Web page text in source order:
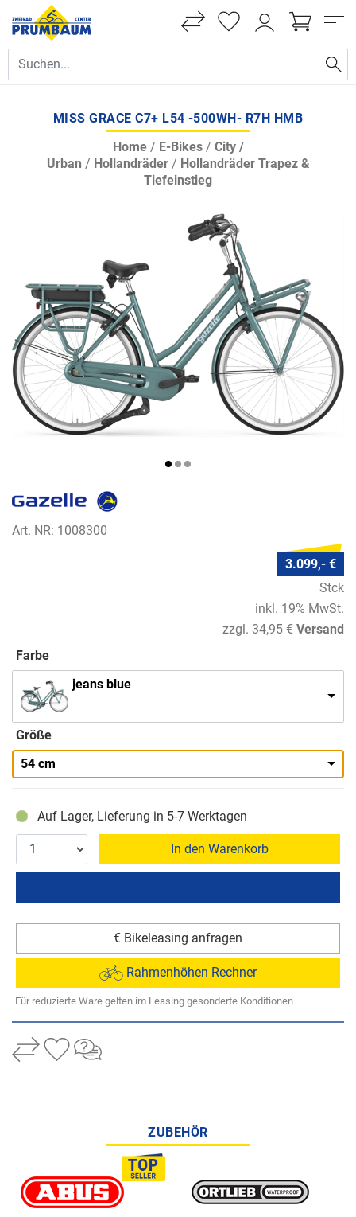
MISS GRACE C7+ L54 -500WH- R7H HMB
Home/ E-Bikes/ City /
Urban / Hollandräder/ Hollandräder Trapez &
Tiefeinstieg
Art. NR: 1008300
3.099,- €
Stck
inkl. 19% MwSt.
zzgl. 34,95 € Versand
Farbe
jeans blue
Größe
54 cm
Auf Lager, Lieferung in 5-7 Werktagen
In den Warenkorb
€ Bikeleasing anfragen
Rahmenhöhen Rechner
Für reduzierte Ware gelten im Leasing gesonderte Konditionen
ZUBEHÖR